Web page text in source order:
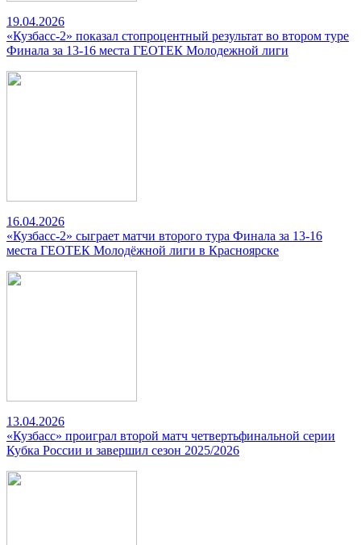
19.04.2026
«Кузбасс-2» показал стопроцентный результат во втором туре
Финала за 13-16 места ГЕОТЕК Молодежной лиги
16.04.2026
«Кузбасс-2» сыграет матчи второго тура Финала за 13-16
места ГЕОТЕК Молодёжной лиги в Красноярске
13.04.2026
«Кузбасс» проиграл второй матч четвертьфинальной серии
Кубка России и завершил сезон 2025/2026